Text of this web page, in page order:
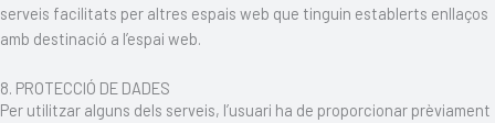
serveis facilitats per altres espais web que tinguin establerts enllaços
amb destinació a l’espai web.
8. PROTECCIÓ DE DADES
Per utilitzar alguns dels serveis, l’usuari ha de proporcionar prèviament